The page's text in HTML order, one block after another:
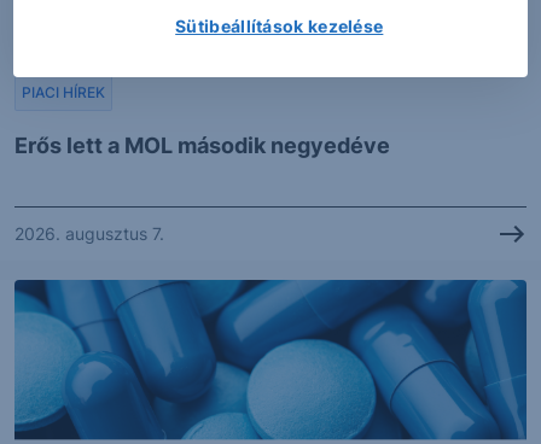
Erős lett a MOL második negyedéve
PIACI HÍREK
2026. augusztus 7.
Sütibeállítások kezelése